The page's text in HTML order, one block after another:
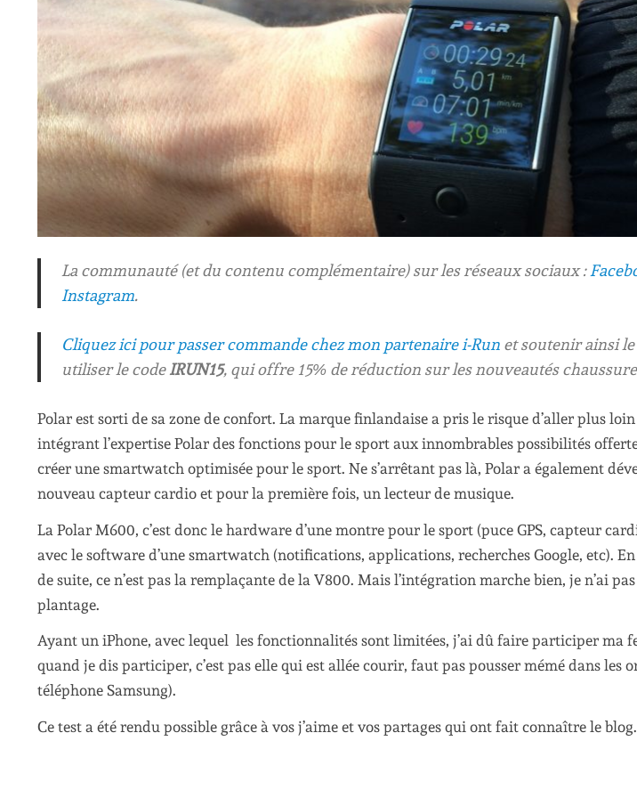
La communauté (et du contenu complémentaire) sur les réseaux sociaux :
Instagram.
Cliquez ici pour passer commande chez mon partenaire i-Runet soutenir ainsi le
utiliser le codeIRUN15, qui offre 15% de réduction sur les nouveautés
Polar est sorti de sa zone de confort. La marque finlandaise a pris le risque d’aller plus
intégrant l’expertise Polar des fonctions pour le sport aux innombrables possibilités
créer une smartwatch optimisée pour le sport. Ne s’arrêtant pas là, Polar a également
nouveau capteur cardio et pour la première fois, un lecteur de musique.
La Polar M600, c’est donc le hardware d’une montre pour le sport (puce GPS, capteur
avec le software d’une smartwatch (notifications, applications, recherches Google, etc).
de suite, ce n’est pas la remplaçante de la V800. Mais l’intégration marche bien, je n’ai
plantage.
Ayant un iPhone, avec lequel les fonctionnalités sont limitées, j’ai dû faire participer ma
quand je dis participer, c’est pas elle qui est allée courir, faut pas pousser mémé dans les
téléphone Samsung).
Ce test a été rendu possible grâce à vos j’aime et vos partages qui ont fait connaître le blog.